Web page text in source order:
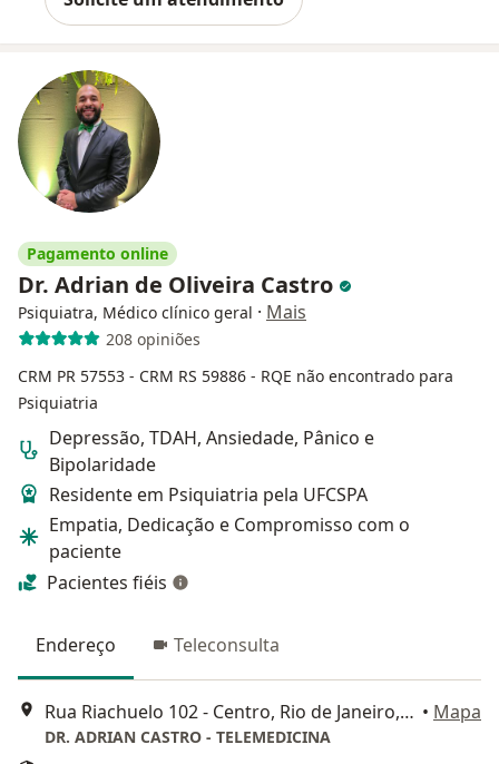
Pagamento online
Dr. Adrian de Oliveira Castro
Psiquiatra, Médico clínico geral · Mais
208 opiniões
CRM PR 57553 - CRM RS 59886 - RQE não encontrado para
Psiquiatria
Depressão, TDAH, Ansiedade, Pânico e
Bipolaridade
Residente em Psiquiatria pela UFCSPA
Empatia, Dedicação e Compromisso com o
paciente
Pacientes fiéis
Endereço Teleconsulta
Rua Riachuelo 102 - Centro, Rio de Janeiro, RJ, Rio de Janeiro • Mapa
DR. ADRIAN CASTRO - TELEMEDICINA